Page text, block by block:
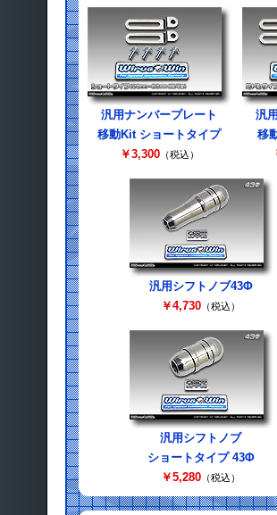
汎用ナンバープレート
移動Kit ショートタイプ
￥3,300（税込）
汎
移
汎用シフトノブ43Φ
￥4,730 （税込）
汎用シフトノブ
ショートタイプ 43Φ
￥5,280 （税込）